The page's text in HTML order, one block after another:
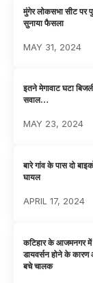
मुंगेर लोकसभा सीट पर
सुनाया फैसला
MAY 31, 2024
इतने मेगावाट घटा
सवाल…
MAY 23, 2024
बारे गांव के पास दो
घायल
APRIL 17, 2024
कटिहार के आजमनगर में
डायवर्सन होने के कारण
बचे चालक